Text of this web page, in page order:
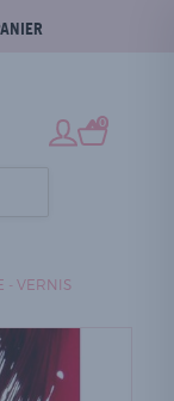
0
- VERNIS